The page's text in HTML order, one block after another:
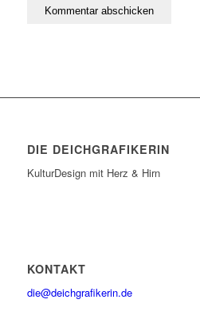
DIE DEICHGRAFIKERIN
KulturDesign mit Herz & Hirn
KONTAKT
die@deichgrafikerin.de